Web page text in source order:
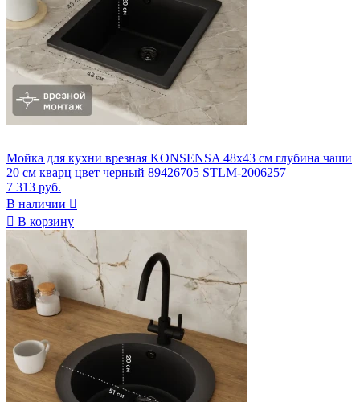
Мойка для кухни врезная KONSENSA 48x43 см глубина чаши
20 см кварц цвет черный 89426705 STLM-2006257
7 313 руб.
В наличии 
 В корзину